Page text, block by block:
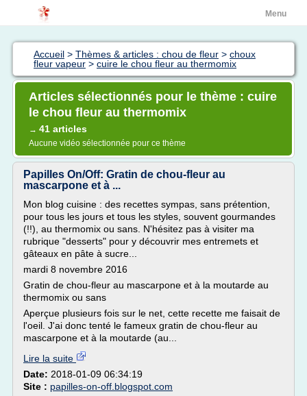
Menu
Accueil > Thèmes & articles : chou de fleur > choux
fleur vapeur > cuire le chou fleur au thermomix
Articles sélectionnés pour le thème : cuire
le chou fleur au thermomix
→ 41 articles
Aucune vidéo sélectionnée pour ce thème
Papilles On/Off: Gratin de chou-fleur au
mascarpone et à ...
Mon blog cuisine : des recettes sympas, sans prétention,
pour tous les jours et tous les styles, souvent gourmandes
(!!), au thermomix ou sans. N'hésitez pas à visiter ma
rubrique "desserts" pour y découvrir mes entremets et
gâteaux en pâte à sucre...
mardi 8 novembre 2016
Gratin de chou-fleur au mascarpone et à la moutarde au
thermomix ou sans
Aperçue plusieurs fois sur le net, cette recette me faisait de
l'oeil. J'ai donc tenté le fameux gratin de chou-fleur au
mascarpone et à la moutarde (au...
Lire la suite
Date: 2018-01-09 06:34:19
Site : papilles-on-off.blogspot.com